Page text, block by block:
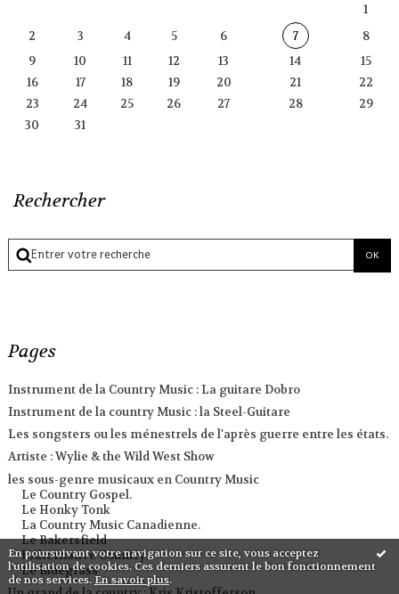
En poursuivant votre navigation sur ce site, vous acceptez
l'utilisation de cookies. Ces derniers assurent le bon fonctionnement
de nos services. En savoir plus.
1
2
3 4 5 6 7
8
9
10 11 12 13 14
15
16
17 18 19 20 21
22
23
24 25 26 27 28
29
30
31
Rechercher
Pages
Instrument de la Country Music : La guitare Dobro
Instrument de la country Music : la Steel-Guitare
Les songsters ou les ménestrels de l'après guerre entre les états.
Artiste : Wylie & the Wild West Show
les sous-genre musicaux en Country Music
Le Country Gospel.
Le Honky Tonk
La Country Music Canadienne.
Le Bakersfield
L'Alternative Country.
Le Bluegrass